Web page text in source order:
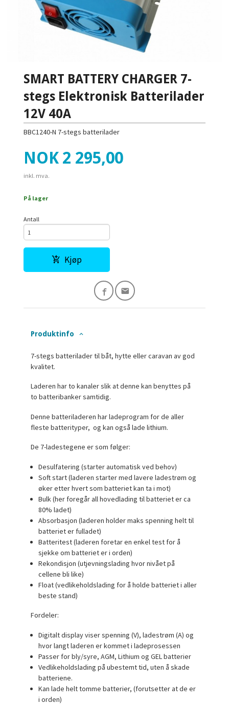
SMART BATTERY CHARGER 7-
stegs Elektronisk Batterilader
12V 40A
BBC1240-N 7-stegs batterilader
Pris
NOK 2 295,00
inkl. mva.
På lager
Antall
Kjøp
Produktinfo
7-stegs batterilader til båt, hytte eller caravan av god
kvalitet.
Laderen har to kanaler slik at denne kan benyttes på
to batteribanker samtidig.
Denne batteriladeren har ladeprogram for de aller
fleste batterityper, og kan også lade lithium.
De 7-ladestegene er som følger:
Desulfatering (starter automatisk ved behov)
Soft start (laderen starter med lavere ladestrøm og
øker etter hvert som batteriet kan ta i mot)
Bulk (her foregår all hovedlading til batteriet er ca
80% ladet)
Absorbasjon (laderen holder maks spenning helt til
batteriet er fulladet)
Batteritest (laderen foretar en enkel test for å
sjekke om batteriet er i orden)
Rekondisjon (utjevningslading hvor nivået på
cellene bli like)
Float (vedlikeholdslading for å holde batteriet i aller
beste stand)
Fordeler:
Digitalt display viser spenning (V), ladestrøm (A) og
hvor langt laderen er kommet i ladeprosessen
Passer for bly/syre, AGM, Lithium og GEL batterier
Vedlikeholdslading på ubestemt tid, uten å skade
batteriene.
Kan lade helt tomme batterier, (forutsetter at de er
i orden)